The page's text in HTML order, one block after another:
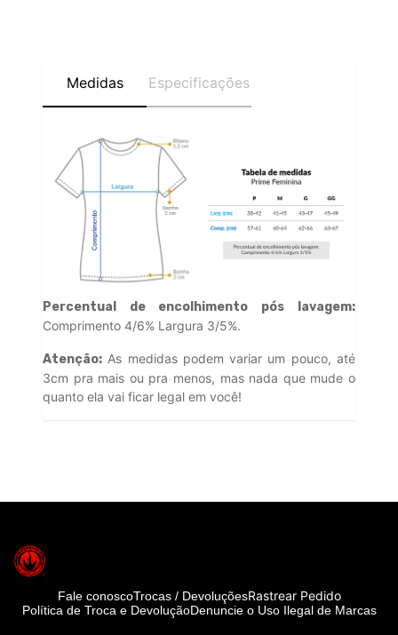
Medidas Especificações
Percentual de encolhimento pós lavagem:
Comprimento 4/6% Largura 3/5%.
Atenção: As medidas podem variar um pouco, até
3cm pra mais ou pra menos, mas nada que mude o
quanto ela vai ficar legal em você!
Fale conoscoTrocas / DevoluçõesRastrear Pedido
Política de Troca e DevoluçãoDenuncie o Uso Ilegal de Marcas